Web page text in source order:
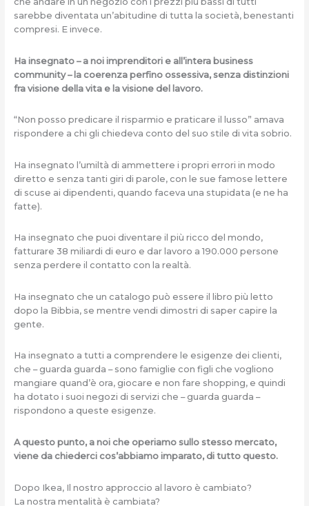
sarebbe diventata un’abitudine di tutta la società, benestanti
compresi. E invece.
Ha insegnato – a noi imprenditori e all’intera business
community – la coerenza perfino ossessiva, senza distinzioni
fra visione della vita e la visione del lavoro.
“Non posso predicare il risparmio e praticare il lusso” amava
rispondere a chi gli chiedeva conto del suo stile di vita sobrio.
Ha insegnato l’umiltà di ammettere i propri errori in modo
diretto e senza tanti giri di parole, con le sue famose lettere
di scuse ai dipendenti, quando faceva una stupidata (e ne ha
fatte).
Ha insegnato che puoi diventare il più ricco del mondo,
fatturare 38 miliardi di euro e dar lavoro a 190.000 persone
senza perdere il contatto con la realtà.
Ha insegnato che un catalogo può essere il libro più letto
dopo la Bibbia, se mentre vendi dimostri di saper capire la
gente.
Ha insegnato a tutti a comprendere le esigenze dei clienti,
che – guarda guarda – sono famiglie con figli che vogliono
mangiare quand’è ora, giocare e non fare shopping, e quindi
ha dotato i suoi negozi di servizi che – guarda guarda –
rispondono a queste esigenze.
A questo punto, a noi che operiamo sullo stesso mercato,
viene da chiederci cos’abbiamo imparato, di tutto questo.
Dopo Ikea, Il nostro approccio al lavoro è cambiato?
La nostra mentalità è cambiata?